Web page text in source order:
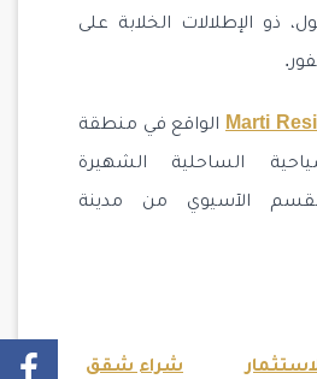
ذو الإطلالات الخلابة على
Marti الواقع في منطقة
الساحلية الشهيرة
الآسيوي من مدينة
شراء شقق